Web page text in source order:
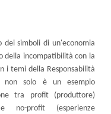
dei simboli di un'economia
della incompatibilità con la
i temi della Responsabilità
non solo è un esempio
tra profit (produttore)
profit (esperienze